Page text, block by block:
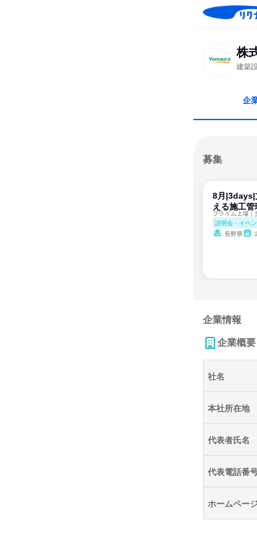
株
建築
企
募集
8月|3days|
える施工
説明会・イベン
長野県
企業情報
企業概要
社名
本社所在地
代表者氏名
代表電話番
ホームペー